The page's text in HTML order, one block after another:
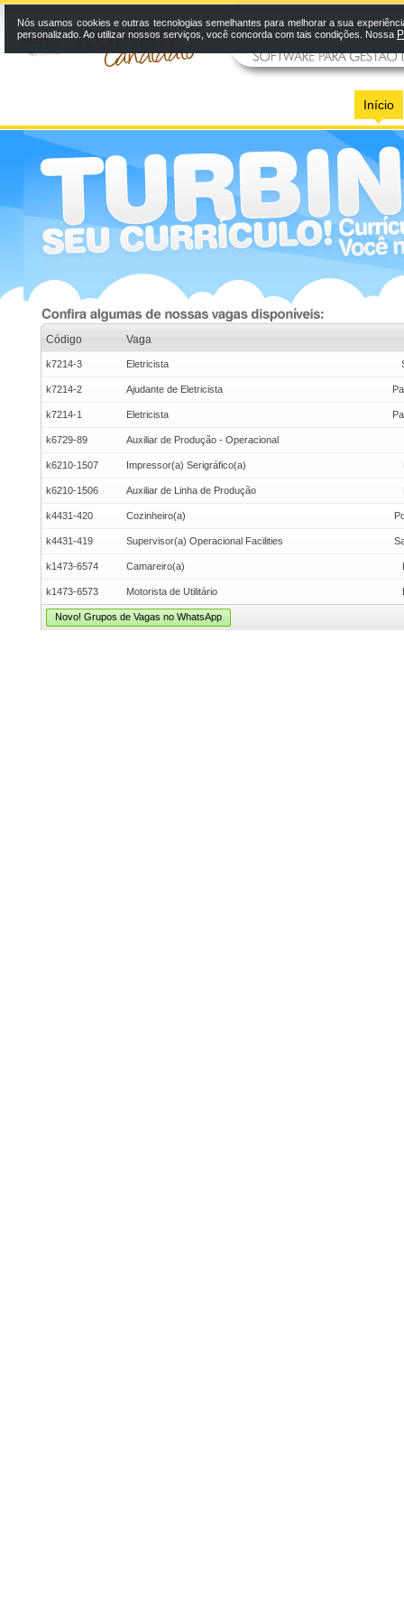
Início
Código Vaga
k7214-3 Eletricista
k7214-2 Ajudante de Eletricista
k7214-1 Eletricista
k6729-89 Auxiliar de Produção - Operacional
k6210-1507 Impressor(a) Serigráfico(a)
k6210-1506 Auxiliar de Linha de Produção
k4431-420 Cozinheiro(a)
k4431-419 Supervisor(a) Operacional Facilities
k1473-6574 Camareiro(a)
k1473-6573 Motorista de Utilitário
Novo! Grupos de Vagas no WhatsApp
Nós usamos cookies e outras tecnologias semelhantes para melhorar a sua
personalizado. Ao utilizar nossos serviços, você concorda com tais condições. Nossa